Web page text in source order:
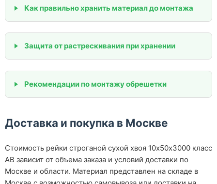
Как правильно хранить материал до монтажа
Защита от растрескивания при хранении
Рекомендации по монтажу обрешетки
Доставка и покупка в Москве
Стоимость рейки строганой сухой хвоя 10х50х3000 класс
АВ зависит от объема заказа и условий доставки по
Москве и области. Материал представлен на складе в